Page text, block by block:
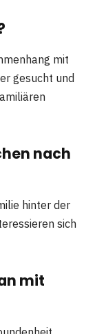
mit
gesucht und
nach
hinter der
sich
mit